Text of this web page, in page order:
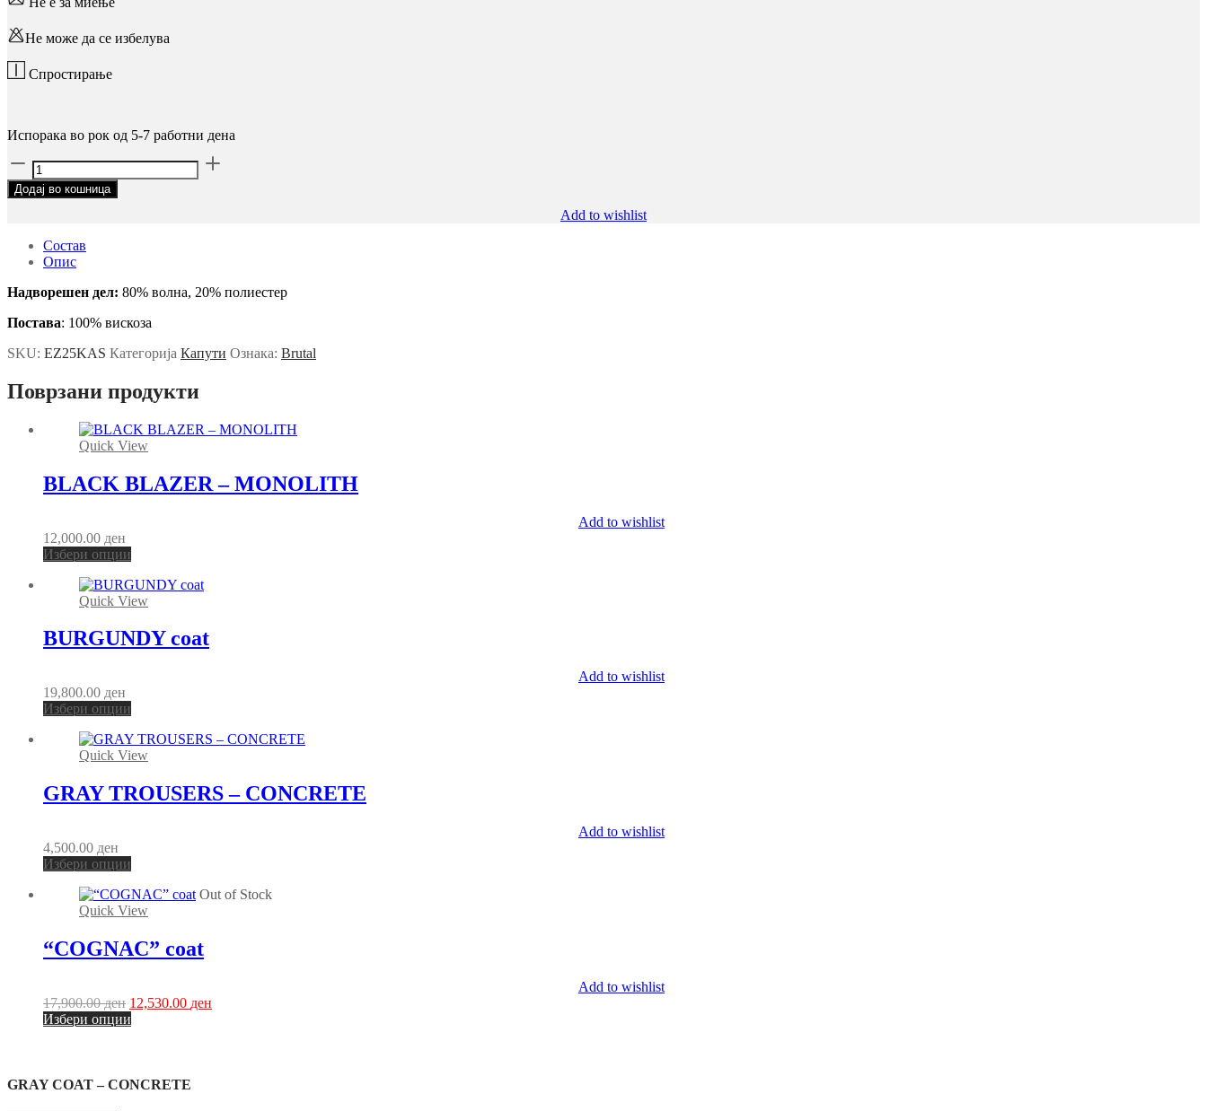
Не може да се избелува
Спростирање
Испорака во рок од 5-7 работни дена
GRAY
COAT
–
Додај во кошница
Add to wishlist
Состав
Опис
Надворешен дел: 80% волна, 20% полиестер
Постава: 100% вискоза
SKU: EZ25KAS Категорија Капути Ознака: Brutal
Поврзани продукти
Quick View
BLACK BLAZER – MONOLITH
Add to wishlist
12,000.00 ден
Избери опции
has
multiple
The
options
chosen
on
the
product
page
Quick View
BURGUNDY coat
Add to wishlist
19,800.00 ден
Избери опции
has
multiple
The
options
chosen
on
product
page
Quick View
GRAY TROUSERS – CONCRETE
Add to wishlist
4,500.00 ден
Избери опции
has
multiple
The
options
chosen
on
Out of Stock
Quick View
“COGNAC” coat
Add to wishlist
17,900.00ден Original
price
12,530.00 ден
Избери опции
variants.
GRAY COAT – CONCRETE
Искуство
веб-страница да
можно подобро
овие колачиња,
функционалности
ќе исчезнат од
веб-локацијата.
Маркетинг
на вашите
однесување
посетувате
страница, ја
зголемувате
шансата да
персонализирана
понуди.